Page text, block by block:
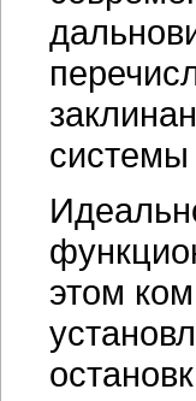
системы
этом